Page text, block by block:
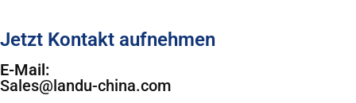
Jetzt Kontakt aufnehmen
E-Mail:
Sales@landu-china.com